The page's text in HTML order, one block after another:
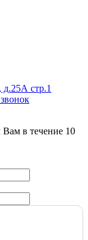
стр.1
в течение 10